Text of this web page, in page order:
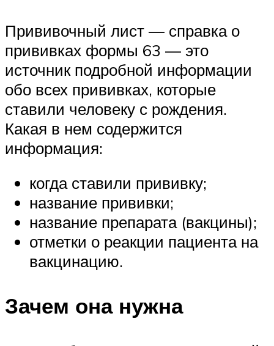
Прививочный лист — справка о
прививках формы 63 — это
источник подробной информации
обо всех прививках, которые
ставили человеку с рождения.
Какая в нем содержится
информация:
когда ставили прививку;
название прививки;
название препарата (вакцины);
отметки о реакции пациента на
вакцинацию.
Зачем она нужна